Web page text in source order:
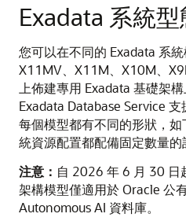
Exadata 系統型
您可以在不同的 Exadata 系
X11MV、X11M、X10M、
上佈建專用 Exadata 基礎架
Exadata Database Service 支
每個模型都有不同的形狀，
統資源配置都配備固定數量的
注意： 自 2026 年 6 月 30 日
架構模型僅適用於 Oracle 公
Autonomous AI 資料庫。